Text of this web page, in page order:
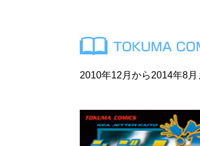
2010年12月から2014年8